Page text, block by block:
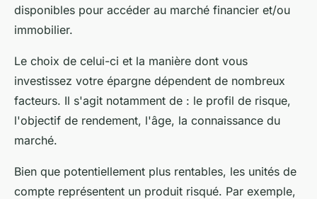
disponibles pour accéder au marché financier et/ou
immobilier.
Le choix de celui-ci et la manière dont vous
investissez votre épargne dépendent de nombreux
facteurs. Il s'agit notamment de : le profil de risque,
l'objectif de rendement, l'âge, la connaissance du
marché.
Bien que potentiellement plus rentables, les unités de
compte représentent un produit risqué. Par exemple,